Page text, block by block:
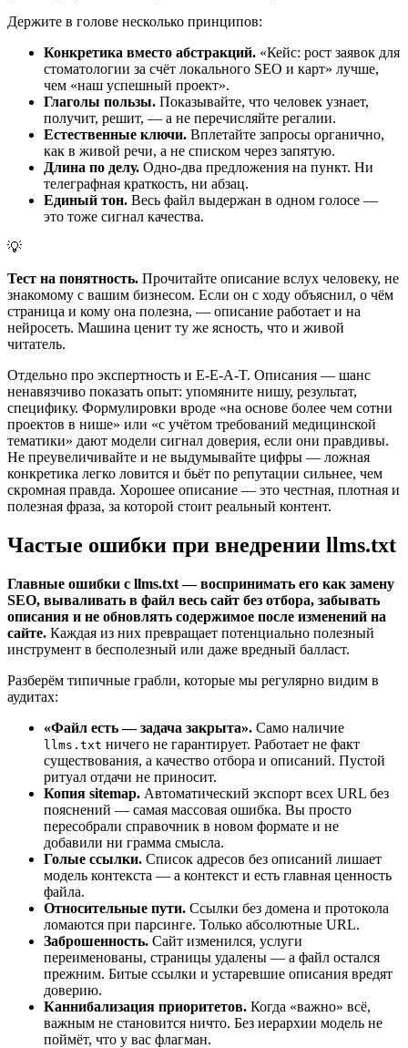
Держите в голове несколько принципов:
Конкретика вместо абстракций. «Кейс: рост заявок для
стоматологии за счёт локального SEO и карт» лучше,
чем «наш успешный проект».
Глаголы пользы. Показывайте, что человек узнает,
получит, решит, — а не перечисляйте регалии.
Естественные ключи. Вплетайте запросы органично,
как в живой речи, а не списком через запятую.
Длина по делу. Одно-два предложения на пункт. Ни
телеграфная краткость, ни абзац.
Единый тон. Весь файл выдержан в одном голосе —
это тоже сигнал качества.
💡
Тест на понятность. Прочитайте описание вслух человеку, не
знакомому с вашим бизнесом. Если он с ходу объяснил, о чём
страница и кому она полезна, — описание работает и на
нейросеть. Машина ценит ту же ясность, что и живой
читатель.
Отдельно про экспертность и E-E-A-T. Описания — шанс
ненавязчиво показать опыт: упомяните нишу, результат,
специфику. Формулировки вроде «на основе более чем сотни
проектов в нише» или «с учётом требований медицинской
тематики» дают модели сигнал доверия, если они правдивы.
Не преувеличивайте и не выдумывайте цифры — ложная
конкретика легко ловится и бьёт по репутации сильнее, чем
скромная правда. Хорошее описание — это честная, плотная и
полезная фраза, за которой стоит реальный контент.
Частые ошибки при внедрении llms.txt
Главные ошибки с llms.txt — воспринимать его как замену
SEO, вываливать в файл весь сайт без отбора, забывать
описания и не обновлять содержимое после изменений на
сайте. Каждая из них превращает потенциально полезный
инструмент в бесполезный или даже вредный балласт.
Разберём типичные грабли, которые мы регулярно видим в
аудитах:
«Файл есть — задача закрыта». Само наличие
llms.txt ничего не гарантирует. Работает не факт
существования, а качество отбора и описаний. Пустой
ритуал отдачи не приносит.
Копия sitemap. Автоматический экспорт всех URL без
пояснений — самая массовая ошибка. Вы просто
пересобрали справочник в новом формате и не
добавили ни грамма смысла.
Голые ссылки. Список адресов без описаний лишает
модель контекста — а контекст и есть главная ценность
файла.
Относительные пути. Ссылки без домена и протокола
ломаются при парсинге. Только абсолютные URL.
Заброшенность. Сайт изменился, услуги
переименованы, страницы удалены — а файл остался
прежним. Битые ссылки и устаревшие описания вредят
доверию.
Каннибализация приоритетов. Когда «важно» всё,
важным не становится ничто. Без иерархии модель не
поймёт, что у вас флагман.